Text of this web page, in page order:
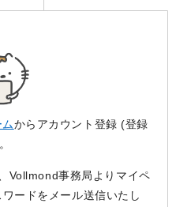
からアカウント登録 (登録
Vollmond事務局よりマイペ
ードをメール送信いたし